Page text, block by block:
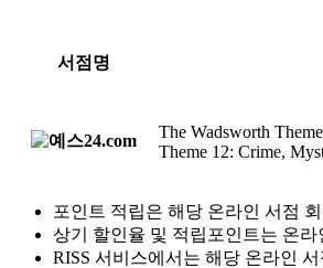
서점명
The Wadsworth
Theme 12: Crime,
포인트 적립은 해당 온라인 서점
상기 할인율 및 적립포인트는 온
RISS 서비스에서는 해당 온라인